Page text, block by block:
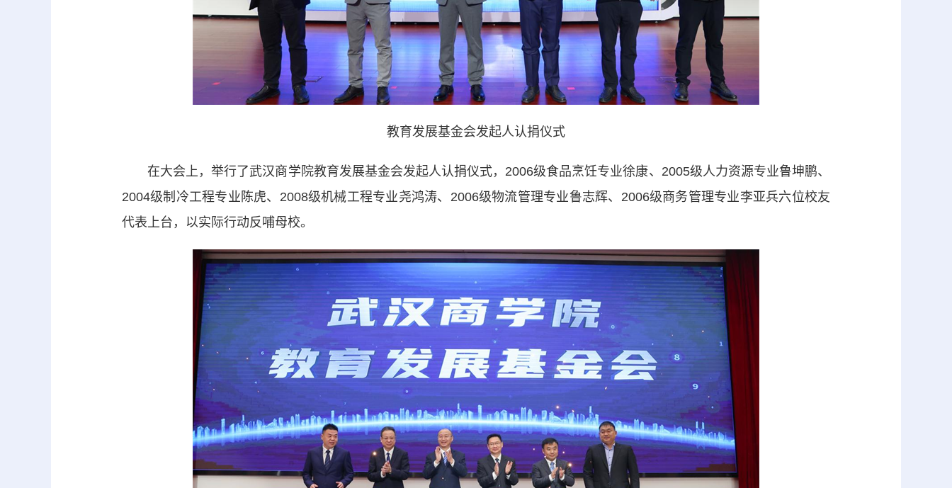
教育发展基金会发起人认捐仪式
在大会上，举行了武汉商学院教育发展基金会发起人认捐仪式，2006级食品烹饪专业徐康、2005级人力资源专业鲁坤鹏、
2004级制冷工程专业陈虎、2008级机械工程专业尧鸿涛、2006级物流管理专业鲁志辉、2006级商务管理专业李亚兵六位校友
代表上台，以实际行动反哺母校。